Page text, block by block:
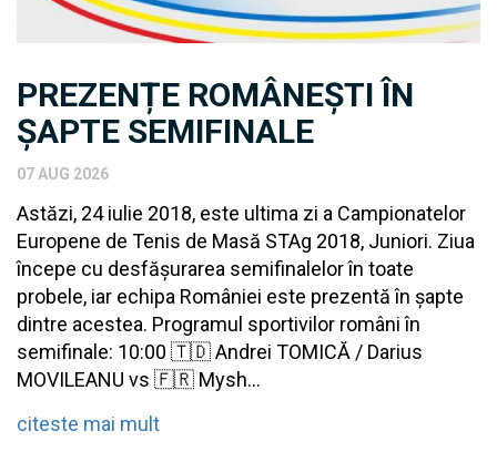
PREZENȚE ROMÂNEȘTI ÎN
ȘAPTE SEMIFINALE
07 AUG 2026
Astăzi, 24 iulie 2018, este ultima zi a Campionatelor
Europene de Tenis de Masă STAg 2018, Juniori. Ziua
începe cu desfășurarea semifinalelor în toate
probele, iar echipa României este prezentă în șapte
dintre acestea. Programul sportivilor români în
semifinale: 10:00 🇹🇩 Andrei TOMICĂ / Darius
MOVILEANU vs 🇫🇷 Mysh...
citeste mai mult